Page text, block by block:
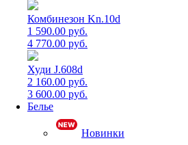
Комбинезон Kn.10d
1 590.00 руб.
4 770.00 руб.
Худи J.608d
2 160.00 руб.
3 600.00 руб.
Белье
Новинки